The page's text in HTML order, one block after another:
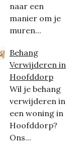
naar een
manier om je
muren...
Behang
Verwijderen in
Hoofddorp
Wil je behang
verwijderen in
een woning in
Hoofddorp?
Ons...